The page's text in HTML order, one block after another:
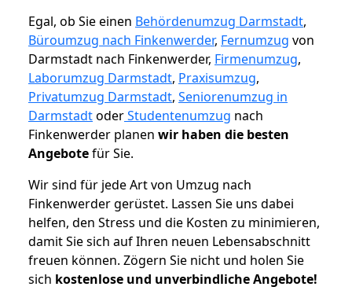
Egal, ob Sie einen Behördenumzug Darmstadt,
Büroumzug nach Finkenwerder, Fernumzug von
Darmstadt nach Finkenwerder, Firmenumzug,
Laborumzug Darmstadt, Praxisumzug,
Privatumzug Darmstadt, Seniorenumzug in
DarmstadtoderStudentenumzug nach
Finkenwerder planen wir haben die besten
Angebotefür Sie.
Wir sind für jede Art von Umzug nach
Finkenwerder gerüstet. Lassen Sie uns dabei
helfen, den Stress und die Kosten zu minimieren,
damit Sie sich auf Ihren neuen Lebensabschnitt
freuen können. Zögern Sie nicht und holen Sie
sich kostenlose und unverbindliche Angebote!